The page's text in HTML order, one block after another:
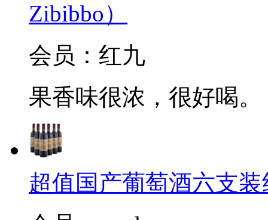
Zibibbo）
会员：红九
果香味很浓，很好喝。
超值国产葡萄酒六支装